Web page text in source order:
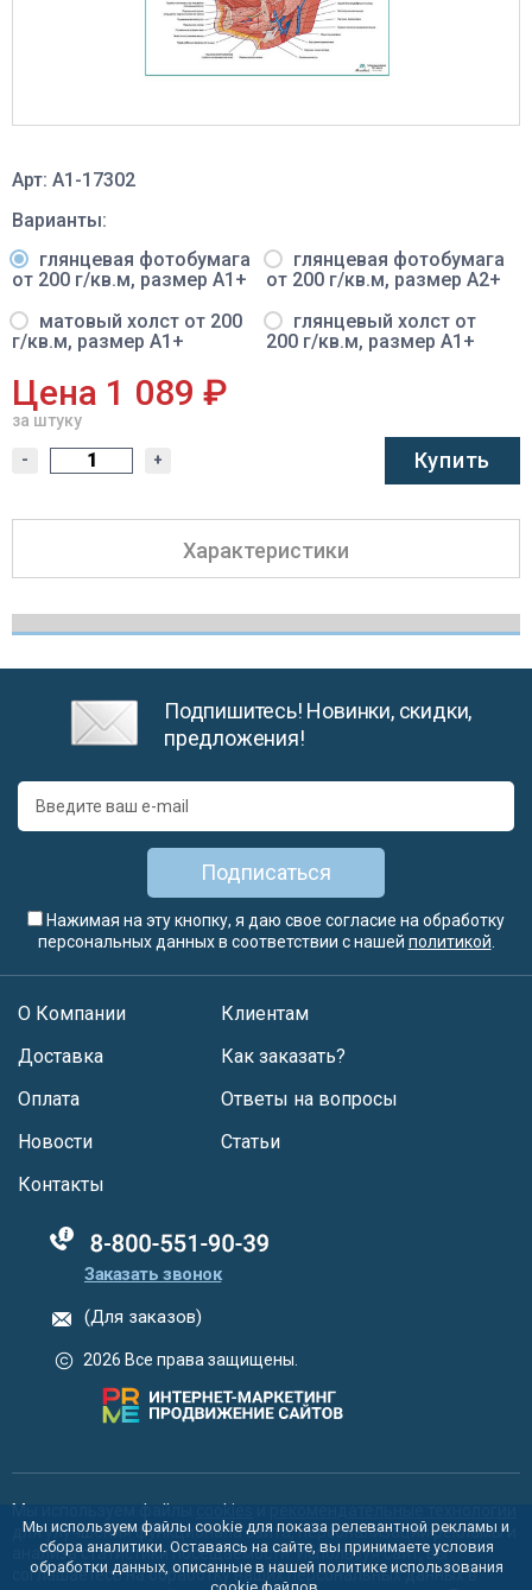
Арт: A1-17302
Варианты:
глянцевая фотобумага
от 200 г/кв.м, размер A1+
глянцевая фотобумага
от 200 г/кв.м, размер A2+
матовый холст от 200
г/кв.м, размер A1+
глянцевый холст от
200 г/кв.м, размер A1+
Цена 1 089 ₽
за штуку
- + Купить
Характеристики
Подпишитесь! Новинки, скидки,
предложения!
Подписаться
Нажимая на эту кнопку, я даю свое согласие на обработку
персональных данных в соответствии с нашей политикой
О Компании
Доставка
Оплата
Новости
Клиентам
Как заказать?
Ответы на вопросы
Статьи
Контакты
88005555550
Заказать звонок
(Для заказов)
2026 Все права защищены.
Мы используем файлы cookies
для улучшения функционала сайта, персонализации рекламы и
анализа статистики посещаемости. Используя сайт, вы
соглашаетесь на обработку ваших персональных данных в
Мы используем файлы cookie для показа релевантной рекламы и
сбора аналитики. Оставаясь на сайте, вы принимаете условия
обработки данных, описанные в нашей политике использования